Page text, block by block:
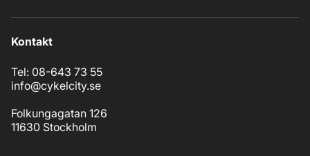
Kontakt
Tel: 08-643 73 55
info@cykelcity.se
Folkungagatan 126
11630 Stockholm